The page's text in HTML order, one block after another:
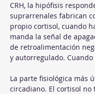
CRH, la hipófisis
suprarrenales fabrican
propio cortisol, cuando
manda la señal de
de retroalimentación
y autorregulado.
La parte fisiológica más
circadiano. El cortisol no